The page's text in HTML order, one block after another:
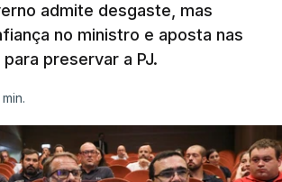
admite desgaste, mas
no ministro e aposta nas
preservar a PJ.